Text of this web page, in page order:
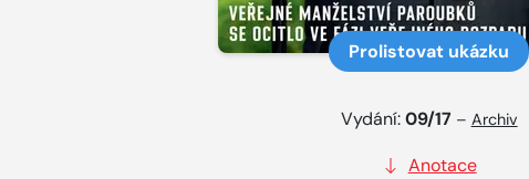
Prolistovat ukázku
Vydání:09/17 – Archiv
Anotace